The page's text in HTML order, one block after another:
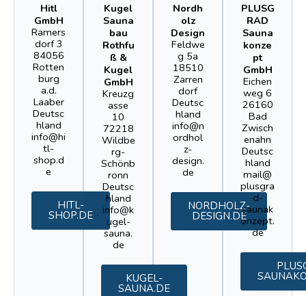
Hitl
GmbH
Ramers
dorf 3
84056
Rotten
burg
a.d.
Laaber
Deutsc
hland
info@hi
tl-
shop.d
e
HITL-
SHOP.DE
Kugel
Sauna
bau
Rothfu
ß &
Kugel
GmbH
Kreuzg
asse
10
72218
Wildbe
rg-
Schönb
ronn
Deutsc
hland
info@k
ugel-
sauna.
de
KUGEL-
SAUNA.DE
Nordh
olz
Design
Feldwe
g 5a
18510
Zarren
dorf
Deutsc
hland
info@n
ordhol
z-
design.
de
NORDHOLZ-
DESIGN.DE
PLUSG
RAD
Sauna
konze
pt
GmbH
Eichen
weg 6
26160
Bad
Zwisch
enahn
Deutsc
hland
mail@
plusgra
d-
saunak
onzept.
de